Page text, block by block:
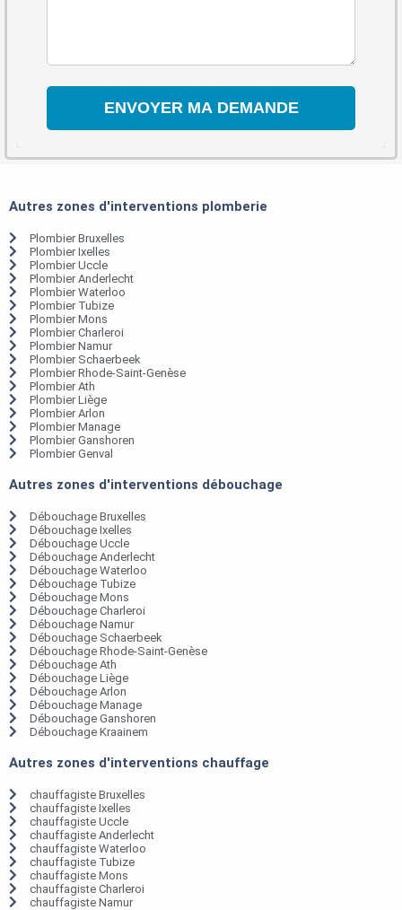
Autres zones d'interventions plomberie
Plombier Bruxelles
Plombier Ixelles
Plombier Uccle
Plombier Anderlecht
Plombier Waterloo
Plombier Tubize
Plombier Mons
Plombier Charleroi
Plombier Namur
Plombier Schaerbeek
Plombier Rhode-Saint-Genèse
Plombier Ath
Plombier Liège
Plombier Arlon
Plombier Manage
Plombier Ganshoren
Plombier Genval
Autres zones d'interventions débouchage
Débouchage Bruxelles
Débouchage Ixelles
Débouchage Uccle
Débouchage Anderlecht
Débouchage Waterloo
Débouchage Tubize
Débouchage Mons
Débouchage Charleroi
Débouchage Namur
Débouchage Schaerbeek
Débouchage Rhode-Saint-Genèse
Débouchage Ath
Débouchage Liège
Débouchage Arlon
Débouchage Manage
Débouchage Ganshoren
Débouchage Kraainem
Autres zones d'interventions chauffage
chauffagiste Bruxelles
chauffagiste Ixelles
chauffagiste Uccle
chauffagiste Anderlecht
chauffagiste Waterloo
chauffagiste Tubize
chauffagiste Mons
chauffagiste Charleroi
chauffagiste Namur